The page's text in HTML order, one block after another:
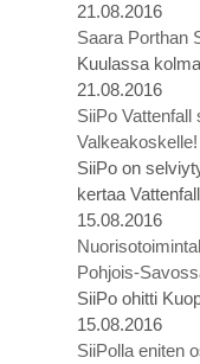
21.08.2016
Saara Porthan
Kuulassa
21.08.2016
SiiPo Vattenfall
Valkeakoskelle!
SiiPo on
kertaa
15.08.2016
Pohjois-
SiiPo ohitti
15.08.2016
SiiPolla eniten